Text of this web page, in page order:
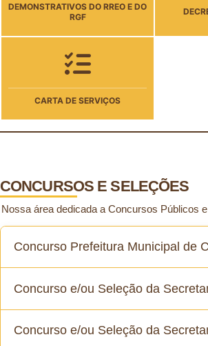
DEMONSTRATIVOS DO RREO E DO
RGF
CARTA DE SERVIÇOS
CONCURSOS E SELEÇÕES
Nossa área dedicada a Concursos Públicos
Concurso Prefeitura Municipal de
Concurso Público 2022
Concurso Público 2014
Concurso e/ou Seleção da
Seleção Simplificada Função de Diretor
Concurso e/ou Seleção da